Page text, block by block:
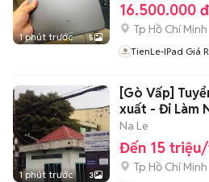
1 phút trước 5
16.500.000 đ
Tp Hồ Chí Minh
TienLe-IPad Giá
1 phút trước 3
[Gò Vấp]
xuất - Đi Làm
Na Le
Đến 15
Tp Hồ Chí Minh